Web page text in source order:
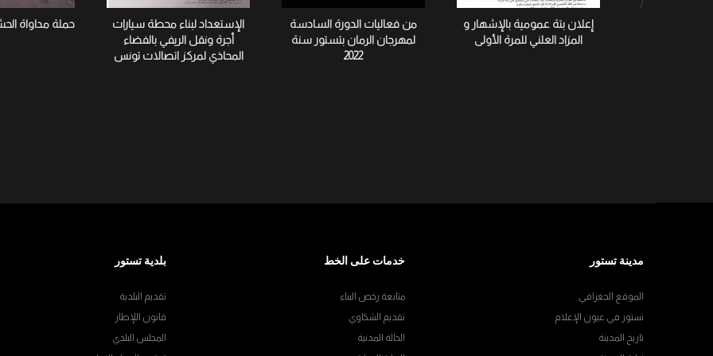
إعلان بتة عمومية بالإشهار و
المزاد العلني للمرة الأولى
من فعاليات الدورة السادسة
لمهرجان الرمان بتستور سنة
2022
الإستعداد لبناء محطة سيارات
أجرة ونقل الريفي بالفضاء
المحاذي لمركز اتصالات تونس
حملة مداواة
مدينة تستور
الموقع الجغرافي
تستور في عيون الإعلام
تاريخ المدينة
خدمات على الخط
متابعة رخص البناء
تقديم الشكاوي
الحالة المدنية
بلدية تستور
تقديم البلدية
قانون اللإطار
المجلس البلدي